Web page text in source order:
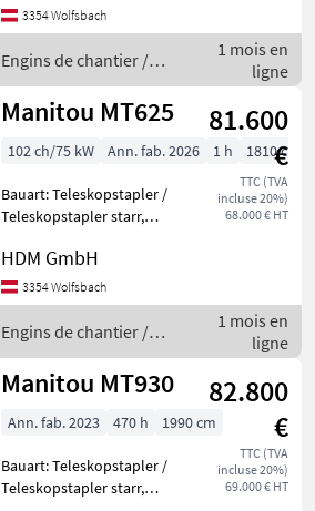
chantier Chargeurs
télescopiques/ chariots
télescopiques
3354 Wolfsbach
Engins de chantier /
Manitou
1 mois en
ligne
Manitou MT625
81.600
€
TTC (TVA
incluse 20%)
68.000 € HT
102 ch/75 kW Ann. fab. 2026 1 h 1810 cm
Bauart: Teleskopstapler /
Teleskopstapler starr,
5850mm, Bauhöhe:
1920mm, Beschreibung: Der
Manitou MT 625 ist ein
vielseitiger Teleskop
HDM GmbH
3354 Wolfsbach
Engins de chantier /
Manitou
1 mois en
ligne
Manitou MT930
82.800
€
TTC (TVA
incluse 20%)
69.000 € HT
Ann. fab. 2023 470 h 1990 cm
Bauart: Teleskopstapler /
Teleskopstapler starr,